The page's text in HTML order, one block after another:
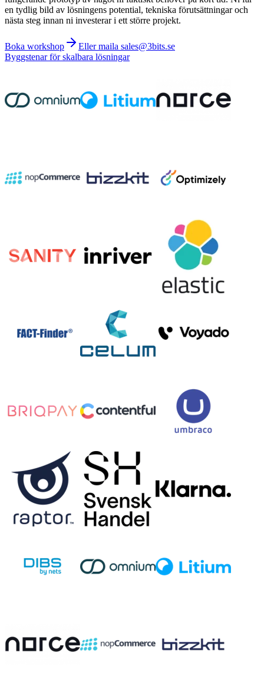
en tydlig bild av lösningens potential, tekniska förutsättningar och
nästa steg innan ni investerar i ett större projekt.
Boka workshop
Eller maila sales@3bits.se
Byggstenar för skalbara lösningar